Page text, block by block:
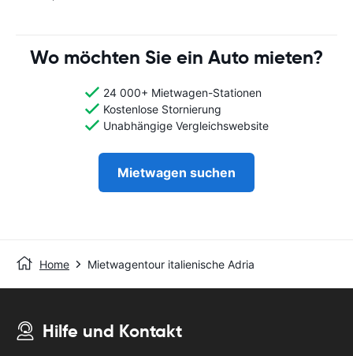
Wo möchten Sie ein Auto mieten?
24 000+ Mietwagen-Stationen
Kostenlose Stornierung
Unabhängige Vergleichswebsite
Mietwagen suchen
Home Mietwagentour italienische Adria
Hilfe und Kontakt